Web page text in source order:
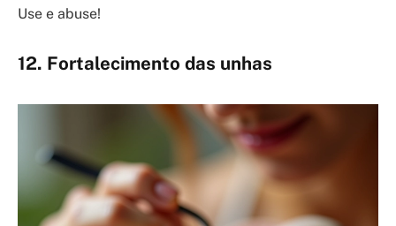
Use e abuse!
12. Fortalecimento das unhas